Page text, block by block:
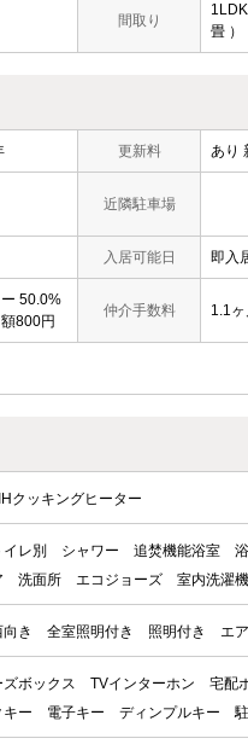
間取り
畳 ）
更新料 あり
近隣駐車場
入居可能日 即入
50.0%
800円
仲介手数料 1.1ヶ
IHクッキングヒーター
レ別 シャワー 追焚機能浴室
洗面所 エコジョーズ 室内洗濯
き 全室照明付き 照明付き エ
ズボックス TVインターホン 宅配
キー
電子キー ディンプルキー